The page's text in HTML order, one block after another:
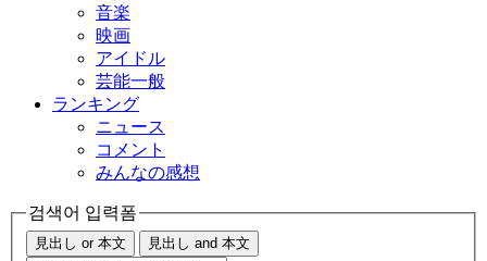
音楽
映画
アイドル
芸能一般
ランキング
ニュース
コメント
みんなの感想
검색어 입력폼
見出し or 本文 見出し and 本文